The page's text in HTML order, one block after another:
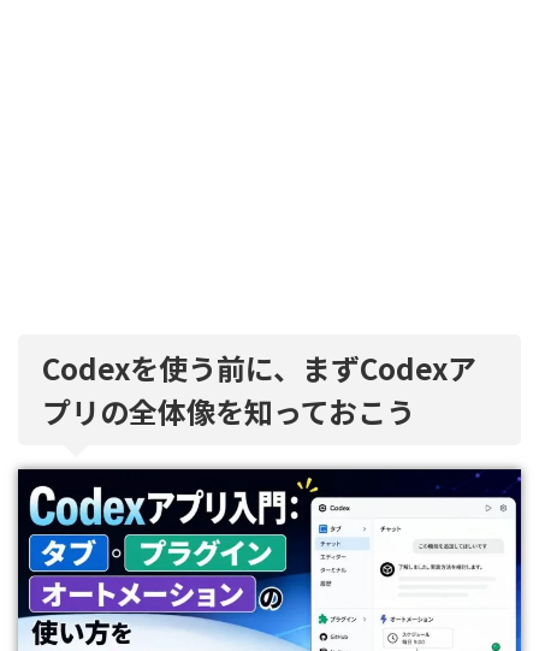
Codexを使う前に、まずCodexア
プリの全体像を知っておこう